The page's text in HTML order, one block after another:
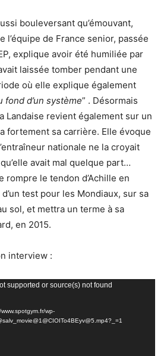
bouleversant qu’émouvant,
l’équipe de France senior, passée
explique avoir été humiliée par
laissée tomber pendant une
où elle explique également
fond d’un système” . Désormais
Landaise revient également sur un
fortement sa carrière. Elle évoque
nationale ne la croyait
avait mal quelque part…
rompre le tendon d’Achille en
test pour les Mondiaux, sur sa
sol, et mettra un terme à sa
en 2015.
interview :
supported or source(s) not found
wp-